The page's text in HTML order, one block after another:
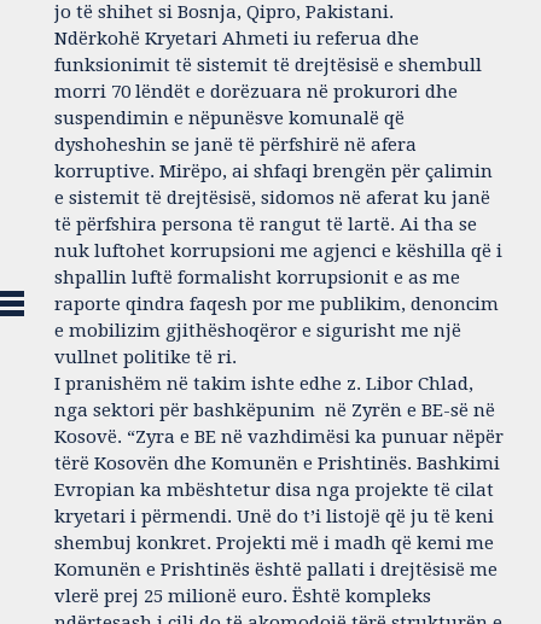
jo të shihet si Bosnja, Qipro, Pakistani.
Ndërkohë Kryetari Ahmeti iu referua dhe
funksionimit të sistemit të drejtësisë e shembull
morri 70 lëndët e dorëzuara në prokurori dhe
suspendimin e nëpunësve komunalë që
dyshoheshin se janë të përfshirë në afera
korruptive. Mirëpo, ai shfaqi brengën për çalimin
e sistemit të drejtësisë, sidomos në aferat ku janë
të përfshira persona të rangut të lartë. Ai tha se
nuk luftohet korrupsioni me agjenci e këshilla që i
shpallin luftë formalisht korrupsionit e as me
raporte qindra faqesh por me publikim, denoncim
e mobilizim gjithëshoqëror e sigurisht me një
vullnet politike të ri.
I pranishëm në takim ishte edhe z. Libor Chlad,
nga sektori për bashkëpunim në Zyrën e BE-së në
Kosovë. “Zyra e BE në vazhdimësi ka punuar nëpër
tërë Kosovën dhe Komunën e Prishtinës. Bashkimi
Evropian ka mbështetur disa nga projekte të cilat
kryetari i përmendi. Unë do t’i listojë që ju të keni
shembuj konkret. Projekti më i madh që kemi me
Komunën e Prishtinës është pallati i drejtësisë me
vlerë prej 25 milionë euro. Është kompleks